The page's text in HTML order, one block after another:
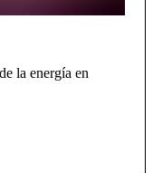
la energía en